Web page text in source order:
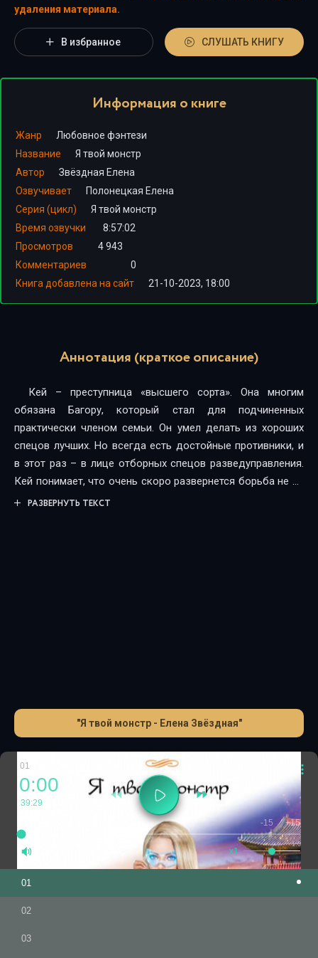
удаления материала.
В избранное СЛУШАТЬ КНИГУ
Информация о книге
Жанр
Любовное фэнтези
Название
Я твой монстр
Автор
Звёздная Елена
Озвучивает
Полонецкая Елена
Серия (цикл)
Я твой монстр
Время озвучки
8:57:02
Просмотров
4 943
Комментариев
0
Книга добавлена на сайт
21-10-2023, 18:00
Аннотация (краткое описание)
Кей – преступница «высшего сорта». Она многим
обязана Багору, который стал для подчиненных
практически членом семьи. Он умел делать из хороших
спецов лучших. Но всегда есть достойные противники, и
в этот раз – в лице отборных спецов разведуправления.
Кей понимает, что очень скоро развернется борьба не на
жизнь, а на смерть. Но она даже не подозревает, что
предоставленную книгу!
РАЗВЕРНУТЬ ТЕКСТ
"Я твой монстр - Елена Звёздная"
01
0:00
39:29
1.0
x1
-15 +15
01
02
03